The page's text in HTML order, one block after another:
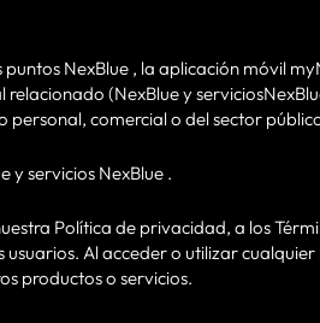
NexBlue , la aplicación móvil
(NexBlue y
personal, comercial o del sector
y servicios NexBlue .
Política de privacidad, a los
Al acceder o utilizar
productos o servicios.